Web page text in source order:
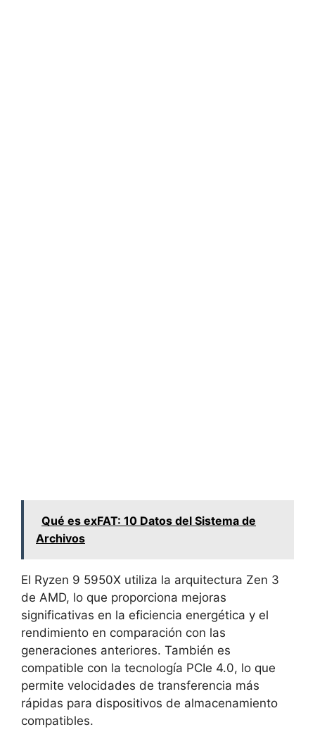
Qué es exFAT: 10 Datos del Sistema de
Archivos
El Ryzen 9 5950X utiliza la arquitectura Zen 3
de AMD, lo que proporciona mejoras
significativas en la eficiencia energética y el
rendimiento en comparación con las
generaciones anteriores. También es
compatible con la tecnología PCIe 4.0, lo que
permite velocidades de transferencia más
rápidas para dispositivos de almacenamiento
compatibles.